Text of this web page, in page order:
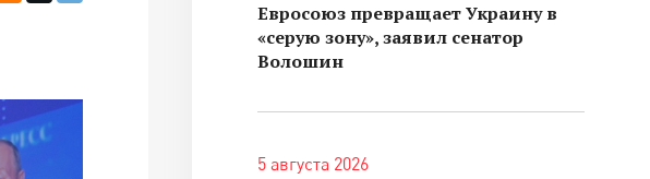
Евросоюз превращает Украину в
«серую зону», заявил сенатор
Волошин
5 августа 2026